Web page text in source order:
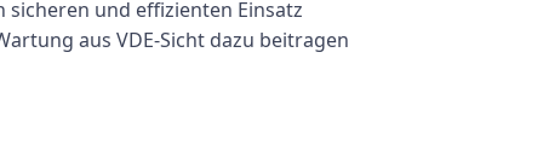
und effizienten Einsatz
aus VDE-Sicht dazu beitragen